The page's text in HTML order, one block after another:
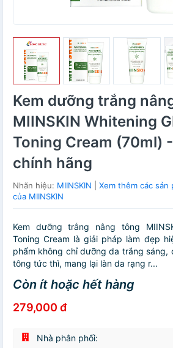
Kem dưỡng trắng
MIINSKIN Whitening
Toning Cream (70ml)
chính hãng
Nhãn hiệu: MIINSKIN
Xem thêm các sản
của MIINSKIN
Kem dưỡng trắng nâng tông
Toning Cream là giải pháp làm đẹp
phẩm không chỉ dưỡng da trắng sáng,
tông tức thì, mang lại làn da rạng r...
Còn ít hoặc hết hàng
279,000 đ
Nhà phân phối: